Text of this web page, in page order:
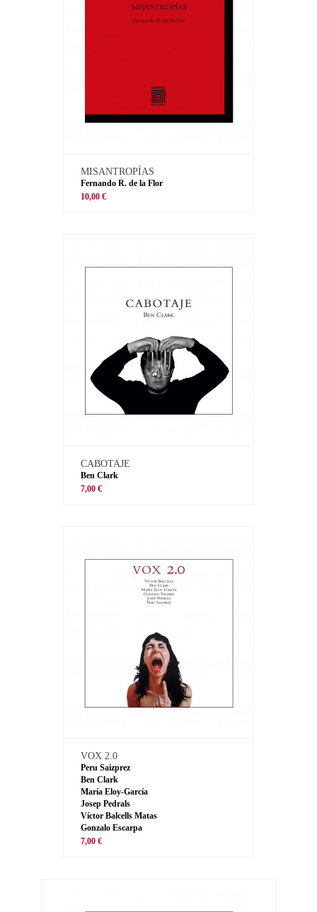
MISANTROPÍAS
Fernando R. de la Flor
10,00 €
CABOTAJE
Ben Clark
7,00 €
VOX 2.0
Peru Saizprez
Ben Clark
María Eloy-García
Josep Pedrals
Víctor Balcells Matas
Gonzalo Escarpa
7,00 €